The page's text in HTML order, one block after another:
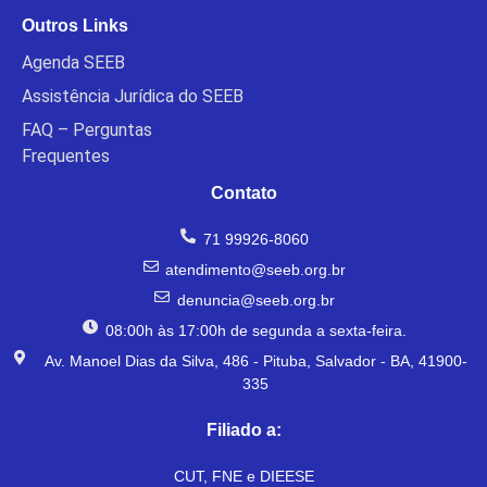
Outros Links
Agenda SEEB
Assistência Jurídica do SEEB
FAQ – Perguntas
Frequentes
Contato
71 99926-8060
atendimento@seeb.org.br
denuncia@seeb.org.br
08:00h às 17:00h de segunda a sexta-feira.
Av. Manoel Dias da Silva, 486 - Pituba, Salvador - BA, 41900-
335
Filiado a:
CUT, FNE e DIEESE